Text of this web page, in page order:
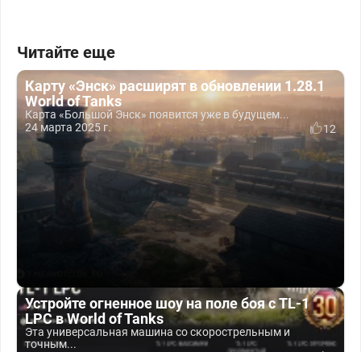
Читайте еще
Карту «Энск» расширят в обновлении 1.28.1
World of Tanks
Карта «Большой Энск» появится уже в будущем...
24 марта 2025 г.
12
Устройте огненное шоу на поле боя с TL-1
LPC в World of Tanks
Эта универсальная машина со скорострельным и
точным...